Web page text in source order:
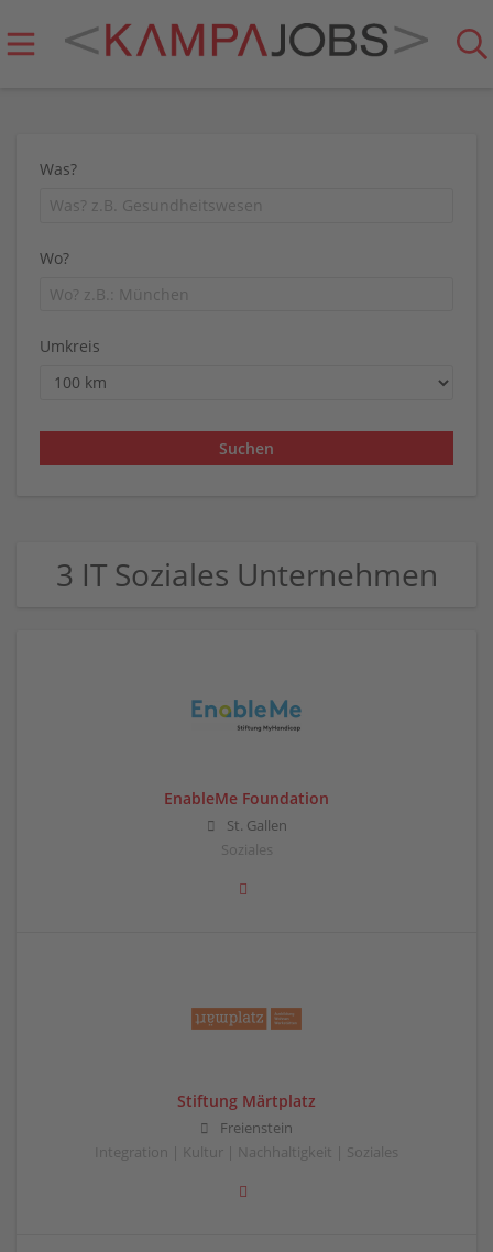
Was?
Wo?
Umkreis
3 IT Soziales Unternehmen
EnableMe Foundation
St. Gallen
Soziales
Stiftung Märtplatz
Freienstein
Integration | Kultur | Nachhaltigkeit | Soziales